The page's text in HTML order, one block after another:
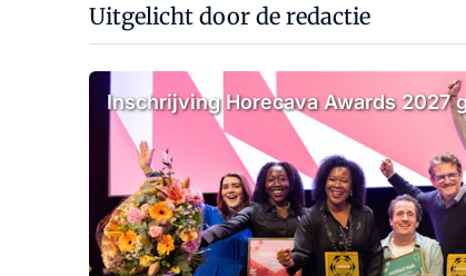
Uitgelicht door de redactie
Inschrijving Horecava Awards 2027